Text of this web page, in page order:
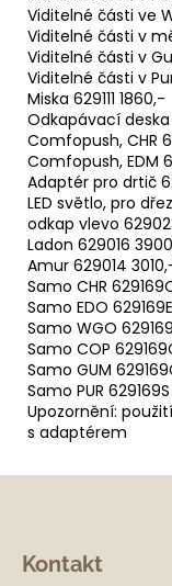
Viditelné části ve
Viditelné části v
Viditelné části v
Viditelné části v
Miska 629111 1860,-
Odkapávací
Comfopush, CHR
Comfopush, EDM
Adaptér pro drtič
LED světlo, pro
odkap vlevo
Ladon 629016
Amur 629014
Samo CHR
Samo EDO
Samo WGO
Samo COP
Samo GUM
Samo PUR
Upozornění:
s adaptérem
Kontakt